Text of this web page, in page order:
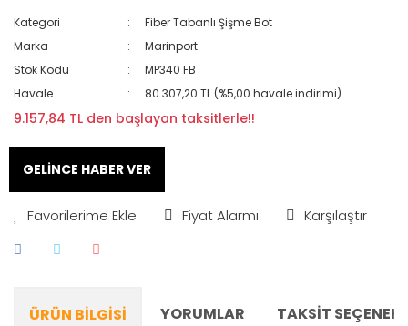
Kategori
Fiber Tabanlı Şişme Bot
Marka
Marinport
Stok Kodu
MP340 FB
Havale
80.307,20 TL (%5,00 havale indirimi)
9.157,84 TL den başlayan taksitlerle!!
GELİNCE HABER VER
Fiyat Alarmı Karşılaştır
ÜRÜN BILGISI YORUMLAR TAKSIT